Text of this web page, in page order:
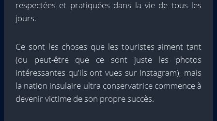
respectées et pratiquées dans la vie de tous les
jours.
Ce sont les choses que les touristes aiment tant
(ou peut-être que ce sont juste les photos
intéressantes qu'ils ont vues sur Instagram), mais
la nation insulaire ultra conservatrice commence à
devenir victime de son propre succès.